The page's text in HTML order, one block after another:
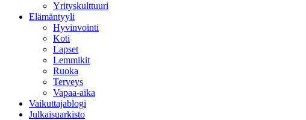
Yrityskulttuuri
Elämäntyyli
Hyvinvointi
Koti
Lapset
Lemmikit
Ruoka
Terveys
Vapaa-aika
Vaikuttajablogi
Julkaisuarkisto